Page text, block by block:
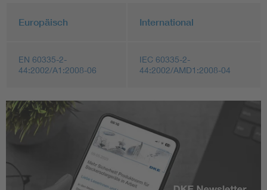
Europäisch International
EN 60335-2-
44:2002/A1:2008-06
IEC 60335-2-
44:2002/AMD1:2008-04